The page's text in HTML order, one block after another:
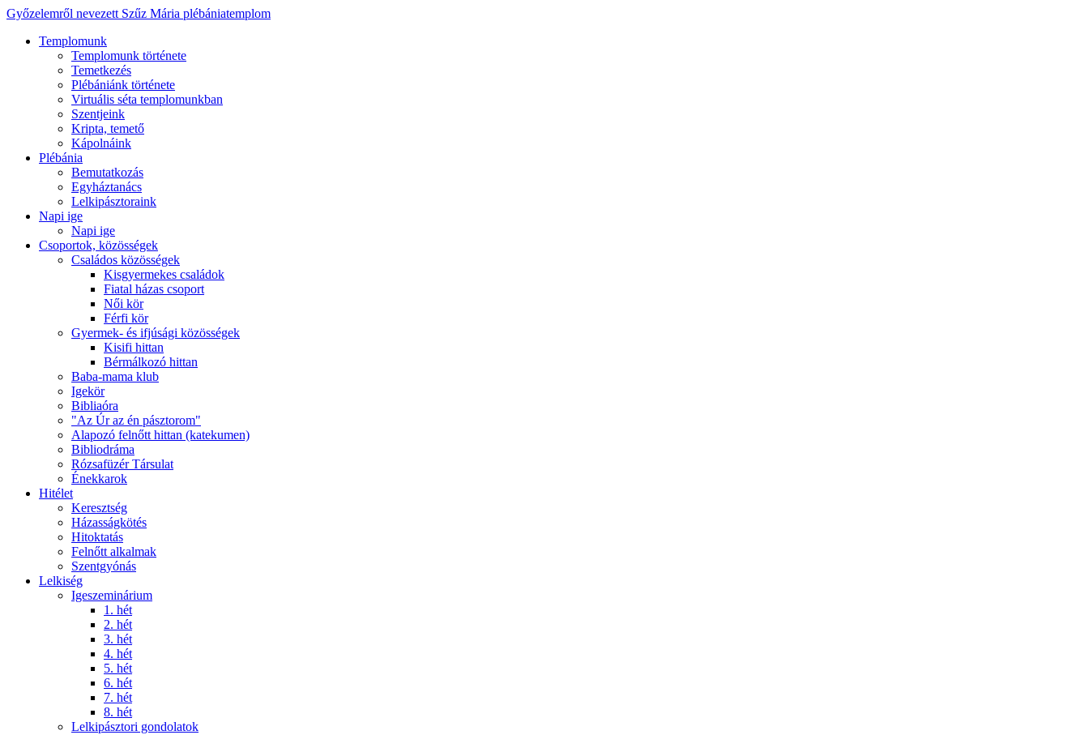
Győzelemről nevezett Szűz Mária plébániatemplom
Templomunk
Templomunk története
Temetkezés
Plébániánk története
Virtuális séta templomunkban
Szentjeink
Kripta, temető
Kápolnáink
Plébánia
Bemutatkozás
Egyháztanács
Lelkipásztoraink
Napi ige
Napi ige
Csoportok, közösségek
Családos közösségek
Kisgyermekes családok
Fiatal házas csoport
Női kör
Férfi kör
Gyermek- és ifjúsági közösségek
Kisifi hittan
Bérmálkozó hittan
Baba-mama klub
Igekör
Bibliaóra
"Az Úr az én pásztorom"
Alapozó felnőtt hittan (katekumen)
Bibliodráma
Rózsafüzér Társulat
Énekkarok
Hitélet
Keresztség
Házasságkötés
Hitoktatás
Felnőtt alkalmak
Szentgyónás
Lelkiség
Igeszeminárium
1. hét
2. hét
3. hét
4. hét
5. hét
6. hét
7. hét
8. hét
Lelkipásztori gondolatok